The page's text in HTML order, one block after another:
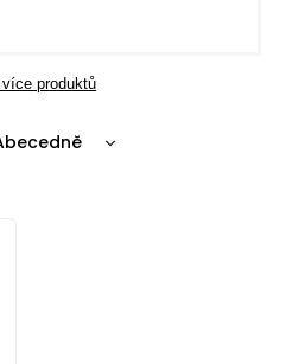
produktů